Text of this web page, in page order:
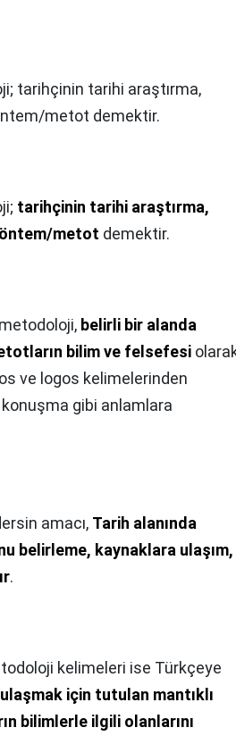
tarihçinin tarihi araştırma,
metot demektir.
tarihçinin tarihi araştırma,
metot demektir.
belirli bir alanda
bilim ve felsefesi
ve logos kelimelerinden
gibi anlamlara
amacı, Tarih alanında
belirleme, kaynaklara ulaşım,
.
kelimeleri ise Türkçeye
için tutulan mantıklı
bilimlerle ilgili olanlarını